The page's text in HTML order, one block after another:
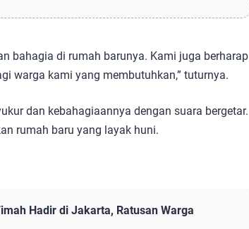
bahagia di rumah barunya. Kami juga berharap
warga kami yang membutuhkan,” tuturnya.
dan kebahagiaannya dengan suara bergetar.
rumah baru yang layak huni.
Hadir di Jakarta, Ratusan Warga